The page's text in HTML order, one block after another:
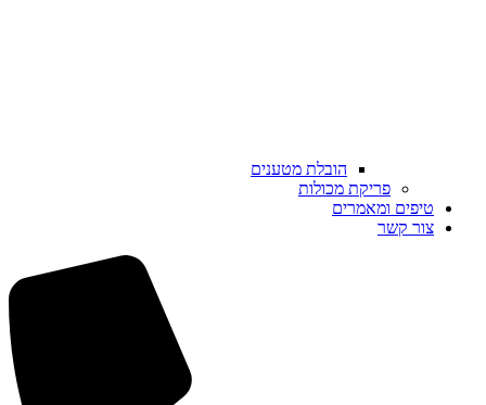
הובלת מטענים
פריקת מכולות
טיפים ומאמרים
צור קשר